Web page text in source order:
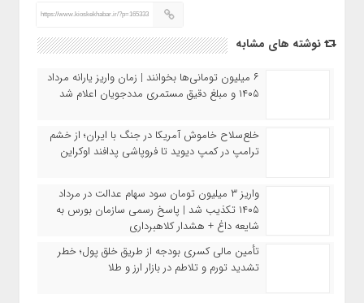
https://www.kioskekhabar.ir/?p=165333
نوشته های مشابه
۶ میلیون تومانی‌ها بخوانند | زمان واریز یارانه مرداد
۱۴۰۵ و مبلغ دقیق مستمری مددجویان اعلام شد
خلع‌سلاح خاموش آمریکا در جنگ با ایران؛ از خشم
ترامپ در کمپ دیوید تا فروپاشی پدافند اوکراین
واریز ۳ میلیون تومان سود سهام عدالت در مرداد
۱۴۰۵ تکذیب شد | پاسخ رسمی سازمان بورس به
شایعه داغ + هشدار کلاهبرداری
تأمین مالی کسری بودجه از طریق خلق پول؛ خطر
تشدید تورم و تلاطم در بازار ارز و طلا